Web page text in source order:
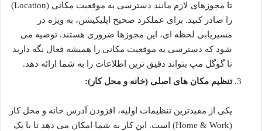
تا مجوزهای لازم مانند دسترسی به موقعیت مکانی (Location)
را صادر کنید. برای عملکرد صحیح اپلیکیشن، به ویژه در
مسیریابی لحظه ای، این مجوزها ضروری هستند. توصیه می
شود که دسترسی به موقعیت مکانی را همیشه فعال نگه دارید
تا گوگل مپ بتواند دقیق ترین اطلاعات را به شما ارائه دهد.
تنظیم مکان های اصلی (خانه و محل کار):
یکی از مفیدترین تنظیمات اولیه، افزودن آدرس خانه و محل کار
(Home & Work) است. این کار به شما امکان می دهد تا با یک